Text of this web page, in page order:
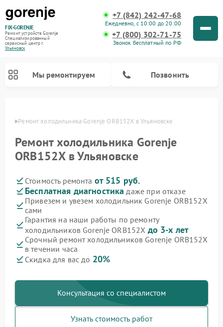
FIX-GORENJE
Ремонт устройств Gorenje
Специализированный
cервисный центр г.
Ульяновск
+7 (842) 242-47-68
Ежедневно, с 10:00 до 20:00
+7 (800) 302-71-75
Звонок бесплатный по РФ
Мы ремонтируем Позвонить
Ремонт холодильника Gorenje ORB152X в Ульяновске
Ремонт холодильника Gorenje
ORB152X в Ульяновске
Стоимость ремонта от 515 руб.
Бесплатная диагностика даже при отказе
Привезем и увезем холодильник Gorenje ORB152X
сами
Гарантия на наши работы по ремонту
холодильников Gorenje ORB152X до 3-х лет
Срочный ремонт холодильников Gorenje ORB152X
в течении часа
Скидка для вас до 20%
Консультация со специалистом
Узнать стоимость работ